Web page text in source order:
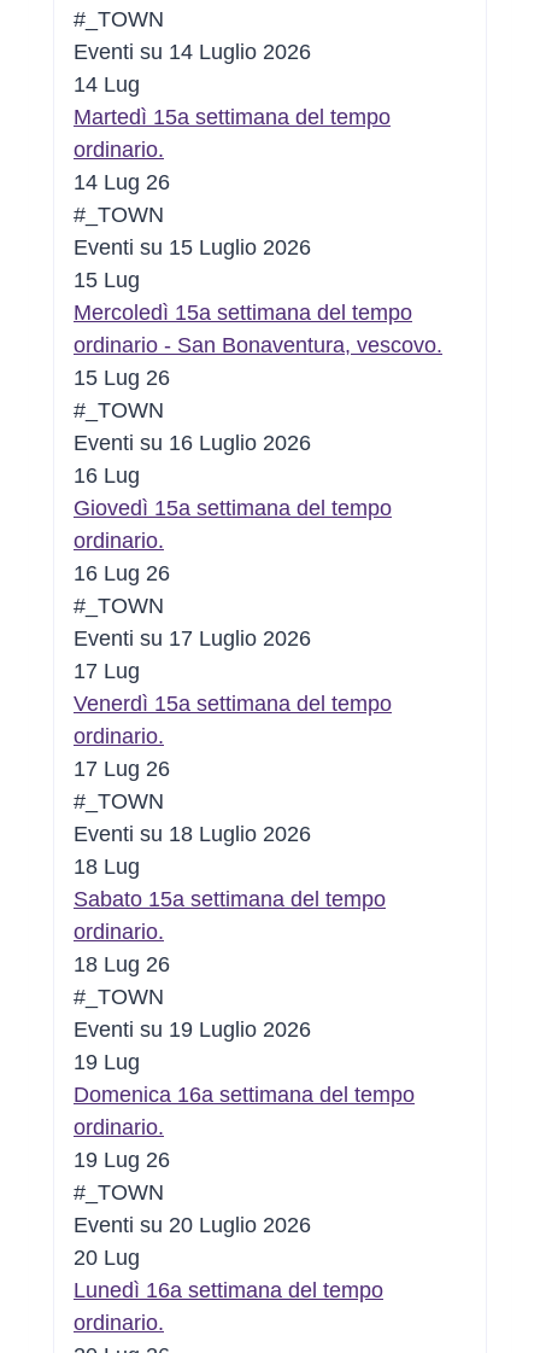
#_TOWN
Eventi su 14 Luglio 2026
14 Lug
Martedì 15a settimana del tempo
ordinario.
14 Lug 26
#_TOWN
Eventi su 15 Luglio 2026
15 Lug
Mercoledì 15a settimana del tempo
ordinario - San Bonaventura, vescovo.
15 Lug 26
#_TOWN
Eventi su 16 Luglio 2026
16 Lug
Giovedì 15a settimana del tempo
ordinario.
16 Lug 26
#_TOWN
Eventi su 17 Luglio 2026
17 Lug
Venerdì 15a settimana del tempo
ordinario.
17 Lug 26
#_TOWN
Eventi su 18 Luglio 2026
18 Lug
Sabato 15a settimana del tempo
ordinario.
18 Lug 26
#_TOWN
Eventi su 19 Luglio 2026
19 Lug
Domenica 16a settimana del tempo
ordinario.
19 Lug 26
#_TOWN
Eventi su 20 Luglio 2026
20 Lug
Lunedì 16a settimana del tempo
ordinario.